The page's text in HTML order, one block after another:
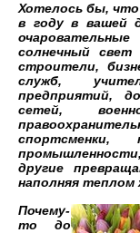
Хотелось бы,
в году в вашей
солнечный
строители,
служб,
предприятий,
сетей,
спортсменки,
другие
наполняя теплом
Почему-
то до